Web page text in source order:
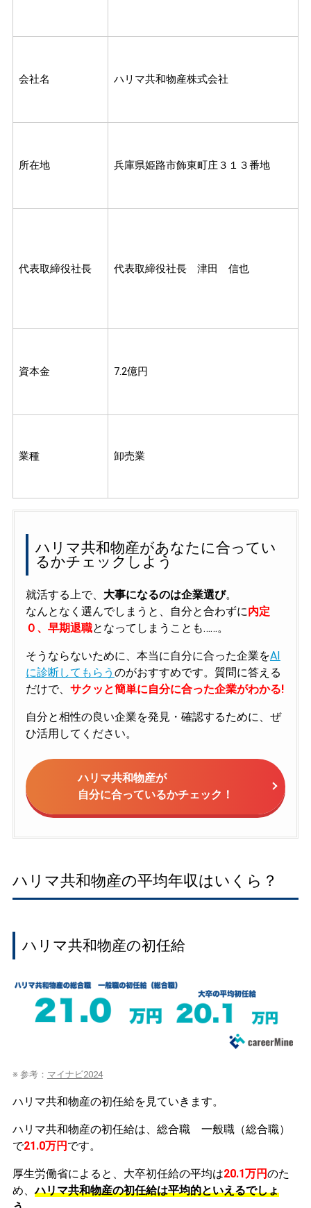
会社名 ハリマ共和物産株式会社
所在地 兵庫県姫路市飾東町庄３１３番地
代表取締役社長 代表取締役社長 津田 信也
資本金 7.2億円
業種 卸売業
ハリマ共和物産があなたに合ってい
るかチェックしよう
就活する上で、 大事になるのは企業選び。
なんとなく選んでしまうと、自分と合わずに内定
０、早期退職となってしまうことも……。
そうならないために、本当に自分に合った企業をAI
に診断してもらう のがおすすめです。質問に答える
だけで、 サクッと簡単に自分に合った企業がわかる!
自分と相性の良い企業を発見・確認するために、ぜ
ひ活用してください。
ハリマ共和物産が
自分に合っているかチェック！
ハリマ共和物産の平均年収はいくら？
ハリマ共和物産の初任給
※ 参考： マイナビ2024
ハリマ共和物産の初任給を見ていきます。
ハリマ共和物産の初任給は、総合職 一般職（総合職）
で21.0万円 です。
厚生労働省によると、大卒初任給の平均は20.1万円のた
め、ハリマ共和物産の初任給は平均的といえるでしょ